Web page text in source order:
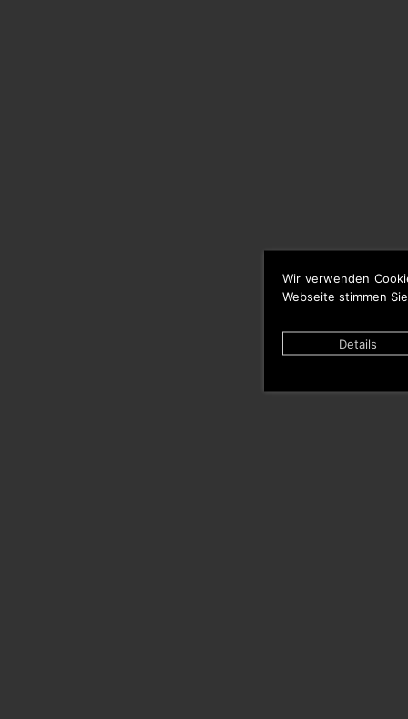
Wir verwenden
Webseite stimmen
Details